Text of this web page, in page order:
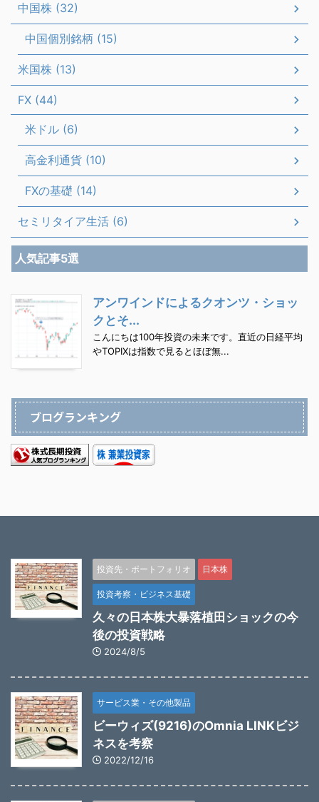
中国株 (32)
中国個別銘柄 (15)
米国株 (13)
FX (44)
米ドル (6)
高金利通貨 (10)
FXの基礎 (14)
セミリタイア生活 (6)
人気記事5選
アンワインドによるクオンツ・ショッ
クとそ...
こんにちは100年投資の未来です。直近の日経平均
やTOPIXは指数で見るとほぼ無...
ブログランキング
投資先・ポートフォリオ 日本株
投資考察・ビジネス基礎
久々の日本株大暴落植田ショックの今
後の投資戦略
2024/8/5
サービス業・その他製品
ビーウィズ(9216)のOmnia LINKビジ
ネスを考察
2022/12/16